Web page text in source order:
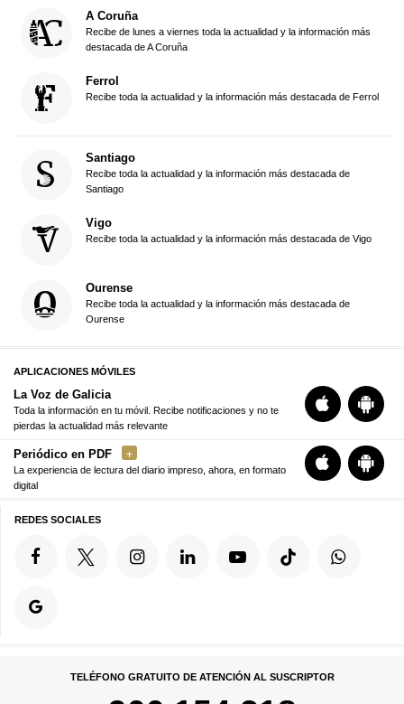
A Coruña
Recibe de lunes a viernes toda la actualidad y la información más
destacada de A Coruña
Ferrol
Recibe toda la actualidad y la información más destacada de Ferrol
Santiago
Recibe toda la actualidad y la información más destacada de
Santiago
Vigo
Recibe toda la actualidad y la información más destacada de Vigo
Ourense
Recibe toda la actualidad y la información más destacada de
Ourense
APLICACIONES MÓVILES
La Voz de Galicia
Toda la información en tu móvil. Recibe notificaciones y no te
pierdas la actualidad más relevante
Periódico en PDF
La experiencia de lectura del diario impreso, ahora, en formato
digital
REDES SOCIALES
TELÉFONO GRATUITO DE ATENCIÓN AL SUSCRIPTOR